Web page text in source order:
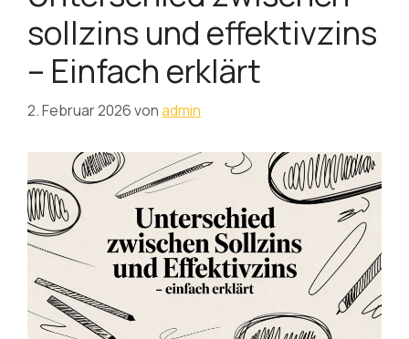
sollzins und effektivzins
– Einfach erklärt
2. Februar 2026vonadmin